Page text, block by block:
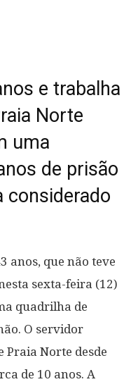
e trabalha
Norte
uma
de prisão
considerado
anos, que não teve
sexta-feira (12)
quadrilha de
O servidor
Norte desde
de 10 anos. A